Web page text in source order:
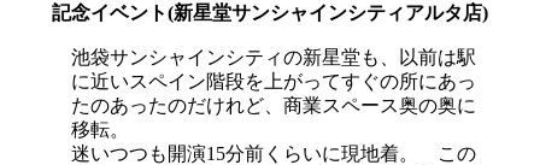
記念イベント(新星堂サンシャインシティアルタ店)
池袋サンシャインシティの新星堂も、以前は駅
に近いスペイン階段を上がってすぐの所にあっ
たのあったのだけれど、商業スペース奥の奥に
移転。
迷いつつも開演15分前くらいに現地着。 この